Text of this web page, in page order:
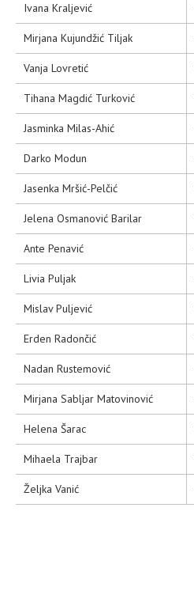
Ivana Kraljević
Mirjana Kujundžić Tiljak
Vanja Lovretić
Tihana Magdić Turković
Jasminka Milas-Ahić
Darko Modun
Jasenka Mršić-Pelčić
Jelena Osmanović Barilar
Ante Penavić
Livia Puljak
Mislav Puljević
Erden Radončić
Nadan Rustemović
Mirjana Sabljar Matovinović
Helena Šarac
Mihaela Trajbar
Željka Vanić